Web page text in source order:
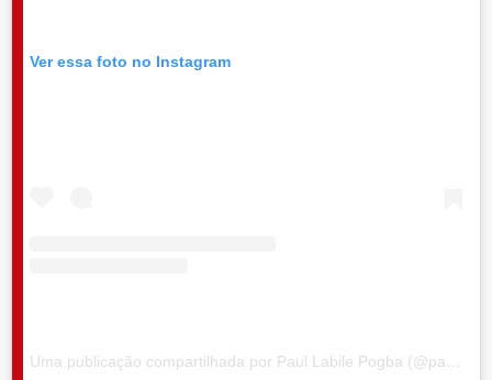
Ver essa foto no Instagram